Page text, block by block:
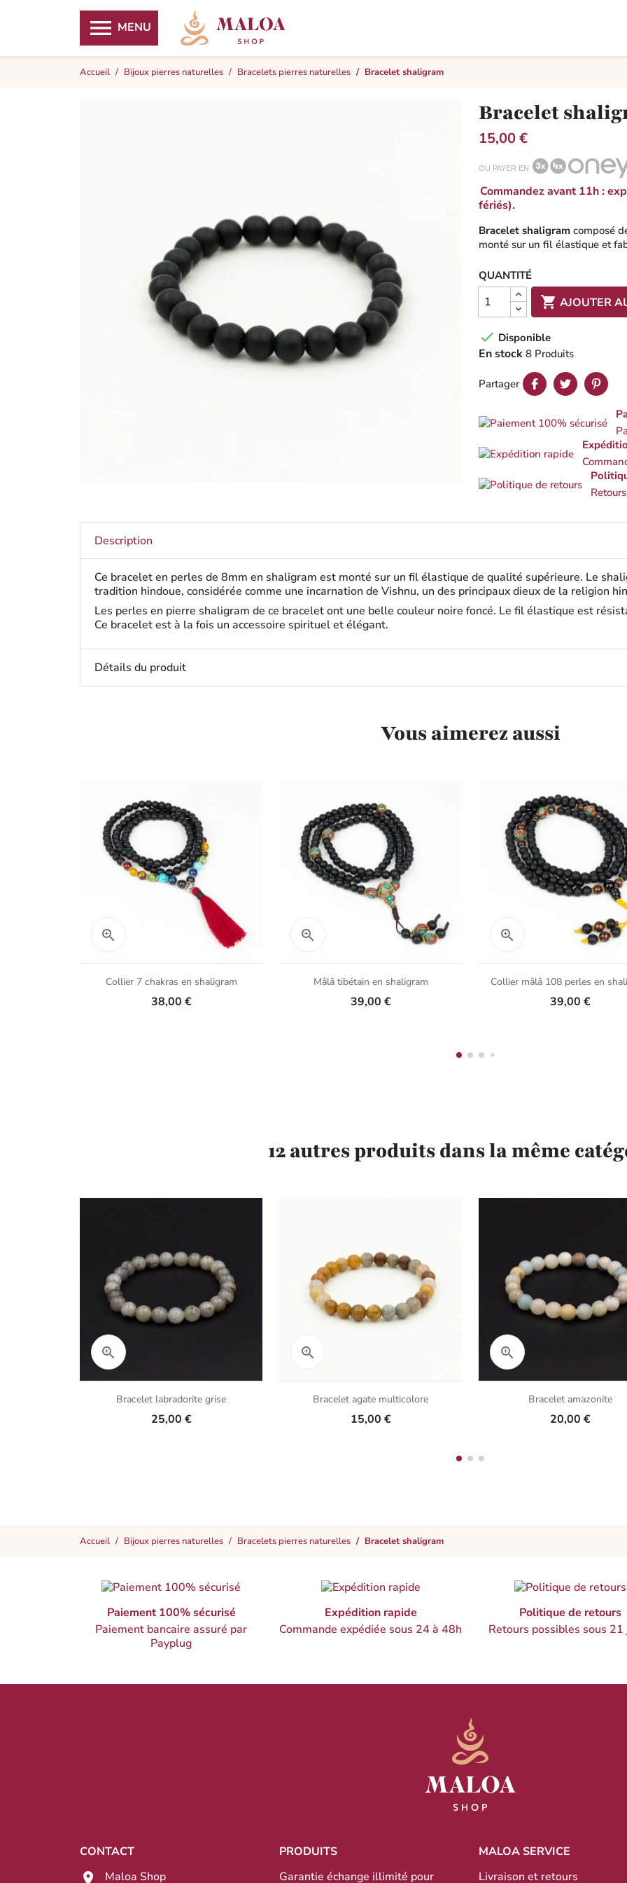
 MENU
Accueil Bijoux pierres naturelles Bracelets pierres naturelles Bracelet shaligram
Bracelet
15,00 €
OU PAYER EN
Commandez avant 11h :
fériés).
Bracelet shaligram composé
monté sur un fil élastique et
QUANTITÉ
 AJOUTER
 Disponible
En stock 8 Produits
Partager
Description
Ce bracelet en perles de 8mm en shaligram est monté sur un fil élastique de qualité supérieure. Le
tradition hindoue, considérée comme une incarnation de Vishnu, un des principaux dieux de la religion
Les perles en pierre shaligram de ce bracelet ont une belle couleur noire foncé. Le fil élastique est
Ce bracelet est à la fois un accessoire spirituel et élégant.
Détails du produit
Vous aimerez aussi

Collier 7 chakras en shaligram
38,00 €

Mâlâ tibétain en shaligram
39,00 €
 Aperçu rapide
Collier mâlâ 108 perles en
39,00 €
12 autres produits dans la même
 Aperçu rapide
Bracelet labradorite grise
25,00 €

Bracelet agate multicolore
15,00 €
 Aperçu rapide
Bracelet amazonite
20,00 €
Accueil Bijoux pierres naturelles Bracelets pierres naturelles Bracelet shaligram
Paiement 100% sécurisé
Paiement bancaire assuré par
Payplug
Expédition rapide
Commande expédiée sous 24 à 48h
Politique de retours
Retours possibles sous 21
CONTACT
Maloa Shop
PRODUITS
Garantie échange illimité pour
MALOA SERVICE
Livraison et retours